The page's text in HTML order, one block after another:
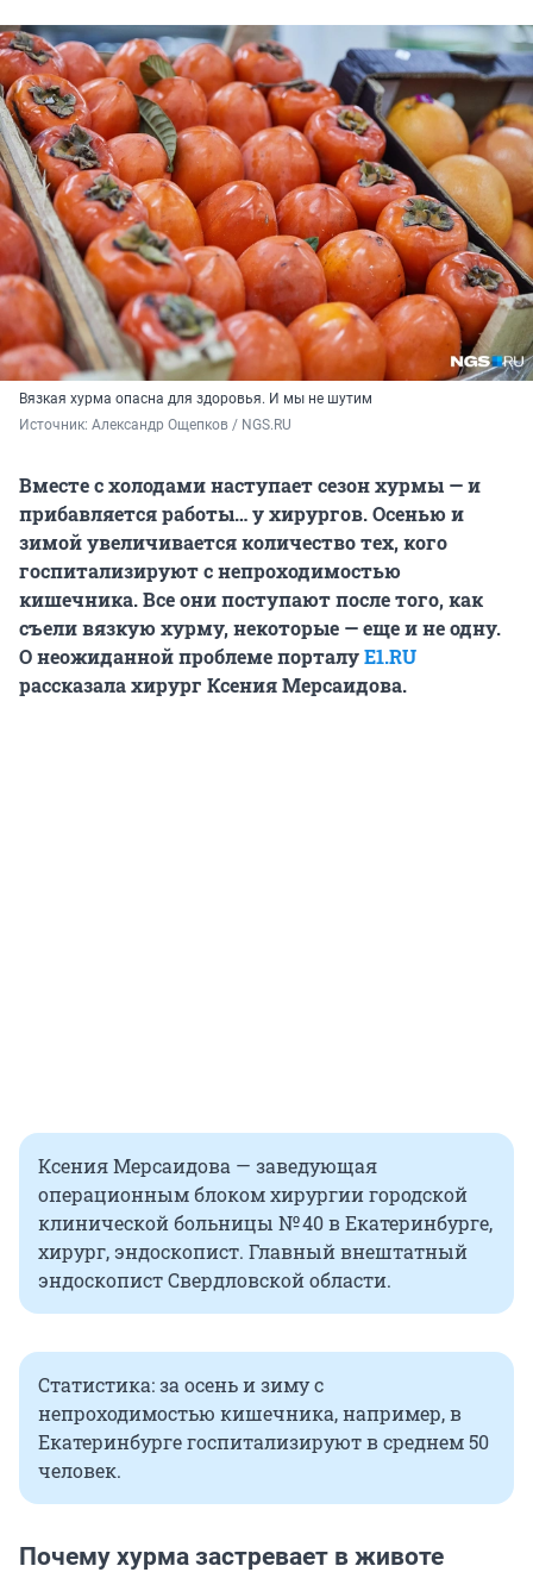
Вязкая хурма опасна для здоровья. И мы не шутим
Источник: Александр Ощепков / NGS.RU
Вместе с холодами наступает сезон хурмы — и
прибавляется работы… у хирургов. Осенью и
зимой увеличивается количество тех, кого
госпитализируют с непроходимостью
кишечника. Все они поступают после того, как
съели вязкую хурму, некоторые — еще и не одну.
О неожиданной проблеме порталуE1.RU
рассказала хирург Ксения Мерсаидова.
Ксения Мерсаидова — заведующая
операционным блоком хирургии городской
клинической больницы № 40 в Екатеринбурге,
хирург, эндоскопист. Главный внештатный
эндоскопист Свердловской области.
Статистика: за осень и зиму с
непроходимостью кишечника, например, в
Екатеринбурге госпитализируют в среднем 50
человек.
Почему хурма застревает в животе